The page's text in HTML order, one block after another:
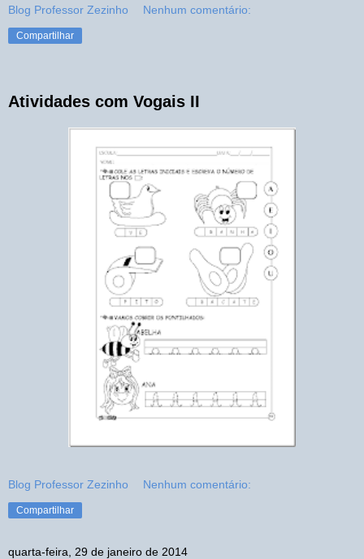
Blog Professor Zezinho Nenhum comentário:
Compartilhar
Atividades com Vogais II
Blog Professor Zezinho Nenhum comentário:
Compartilhar
quarta-feira, 29 de janeiro de 2014